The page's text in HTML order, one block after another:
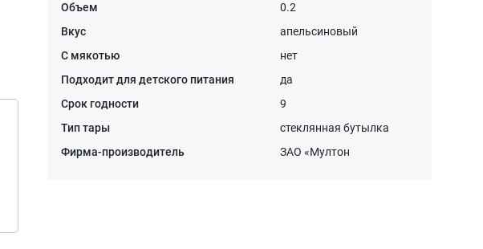
Объем
0.2
Вкус
апельсиновый
С мякотью
нет
Подходит для детского питания
да
Срок годности
9
Тип тары
стеклянная бутылка
Фирма-производитель
ЗАО «Мултон